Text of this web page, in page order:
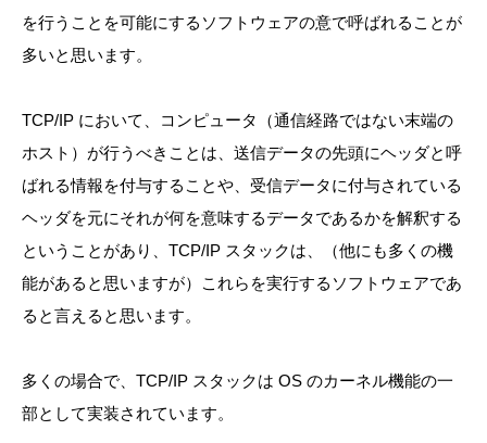
を行うことを可能にするソフトウェアの意で呼ばれることが
多いと思います。
TCP/IP において、コンピュータ（通信経路ではない末端の
ホスト）が行うべきことは、送信データの先頭にヘッダと呼
ばれる情報を付与することや、受信データに付与されている
ヘッダを元にそれが何を意味するデータであるかを解釈する
ということがあり、TCP/IP スタックは、（他にも多くの機
能があると思いますが）これらを実行するソフトウェアであ
ると言えると思います。
多くの場合で、TCP/IP スタックは OS のカーネル機能の一
部として実装されています。